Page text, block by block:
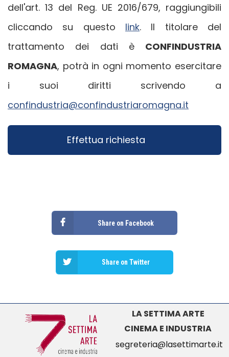
dell'art. 13 del Reg. UE 2016/679, raggiungibili
cliccando su questo link. Il titolare del
trattamento dei dati è CONFINDUSTRIA
ROMAGNA, potrà in ogni momento esercitare
i suoi diritti scrivendo a
confindustria@confindustriaromagna.it
Share on Facebook
Share on Twitter
LA SETTIMA ARTE
CINEMA E INDUSTRIA
segreteria@lasettimarte.it